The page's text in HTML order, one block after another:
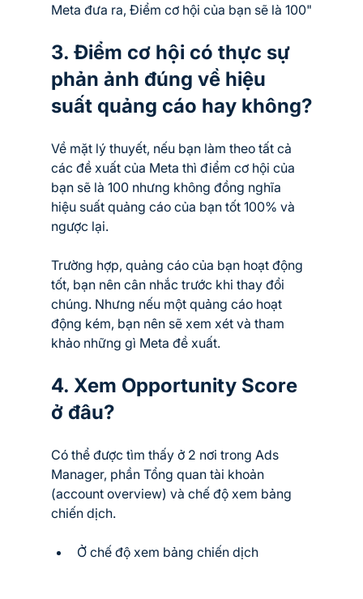
Meta đưa ra, Điểm cơ hội của bạn sẽ là 100"
3. Điểm cơ hội có thực sự
phản ảnh đúng về hiệu
suất quảng cáo hay không?
Về mặt lý thuyết, nếu bạn làm theo tất cả
các đề xuất của Meta thì điểm cơ hội của
bạn sẽ là 100 nhưng không đồng nghĩa
hiệu suất quảng cáo của bạn tốt 100% và
ngược lại.
Trường hợp, quảng cáo của bạn hoạt động
tốt, bạn nên cân nhắc trước khi thay đổi
chúng. Nhưng nếu một quảng cáo hoạt
động kém, bạn nên sẽ xem xét và tham
khảo những gì Meta đề xuất.
4. Xem Opportunity Score
ở đâu?
Có thể được tìm thấy ở 2 nơi trong Ads
Manager, phần Tổng quan tài khoản
(account overview) và chế độ xem bảng
chiến dịch.
Ở chế độ xem bảng chiến dịch